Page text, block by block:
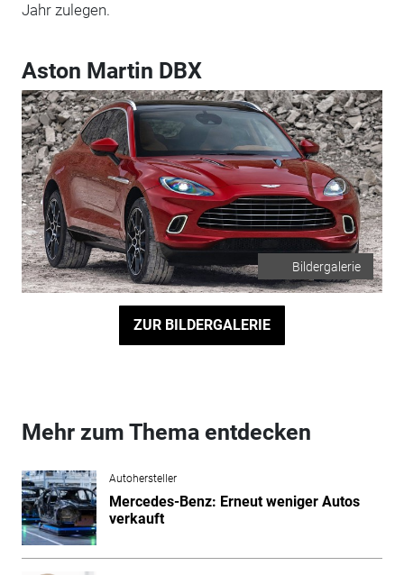
Jahr zulegen.
Aston Martin DBX
Bildergalerie
ZUR BILDERGALERIE
Mehr zum Thema entdecken
Autohersteller
Mercedes-Benz: Erneut weniger Autos
verkauft